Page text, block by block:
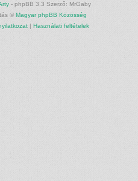
- phpBB 3.3 Szerző: MrGaby
© Magyar phpBB Közösség
| Használati feltételek